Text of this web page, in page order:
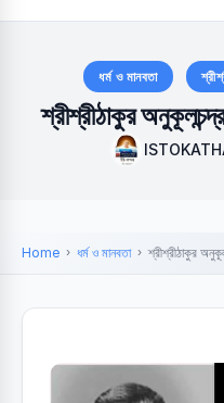
ধর্ম ও মানবতা
শ্রীশ্রীঠাকুর
Home ধর্ম ও মানবতা শ্রীশ্রীঠাকুর